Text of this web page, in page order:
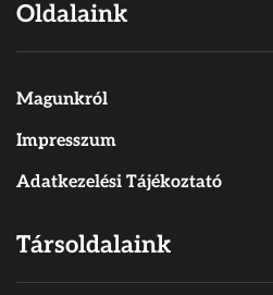
Oldalaink
Magunkról
Impresszum
Adatkezelési Tájékoztató
Társoldalaink